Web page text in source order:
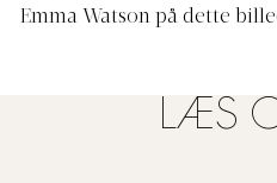
Emma Watson på dette
LÆS